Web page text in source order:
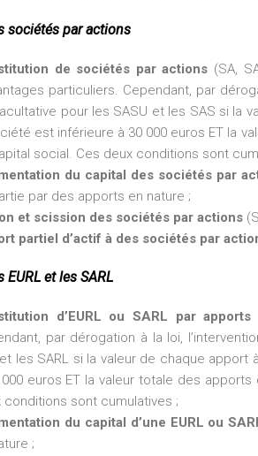
sociétés par actions
de sociétés par actions (SA,
particuliers. Cependant, par
pour les SASU et les SAS si la
est inférieure à 30 000 euros ET la
social. Ces deux conditions sont
du capital des sociétés par
par des apports en nature ;
et scission des sociétés par actions
partiel d’actif à des sociétés par
EURL et les SARL
d’EURL ou SARL par
par dérogation à la loi,
et les SARL si la valeur de chaque
000 euros ET la valeur totale des
conditions sont cumulatives ;
du capital d’une EURL ou
;